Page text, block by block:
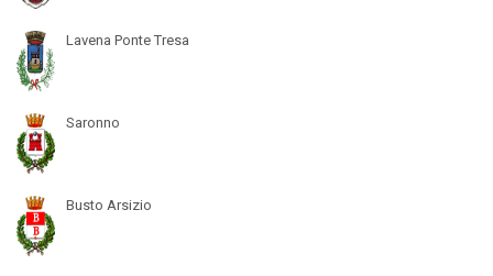
Lavena Ponte Tresa
Saronno
Busto Arsizio